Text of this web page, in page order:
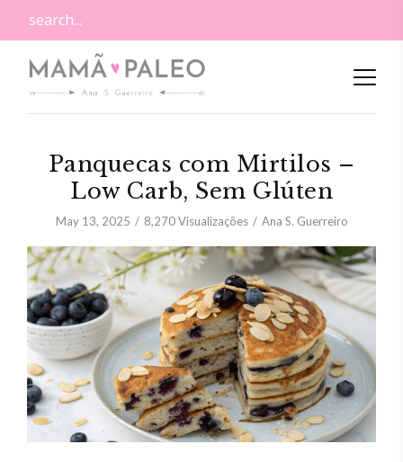
Panquecas com Mirtilos –
Low Carb, Sem Glúten
May 13, 2025 8,270Visualizações Ana S. Guerreiro